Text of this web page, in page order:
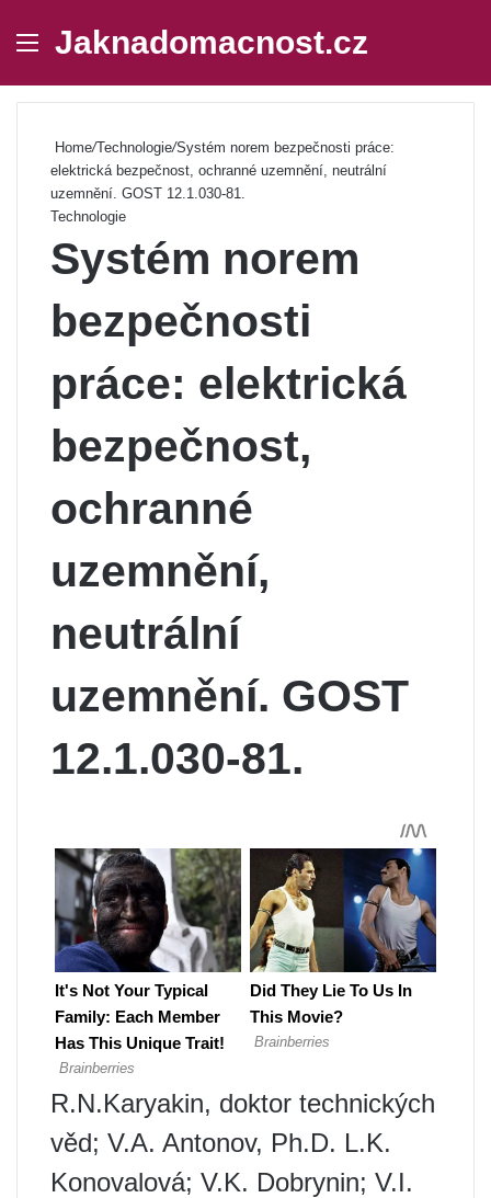
Menu
Jaknadomacnost.cz
Home/Technologie/Systém norem bezpečnosti práce:
elektrická bezpečnost, ochranné uzemnění, neutrální
uzemnění. GOST 12.1.030-81.
Technologie
Systém norem
bezpečnosti
práce: elektrická
bezpečnost,
ochranné
uzemnění,
neutrální
uzemnění. GOST
12.1.030-81.
R.N.Karyakin, doktor technických
věd; V.A. Antonov, Ph.D. L.K.
Konovalová; V.K. Dobrynin; V.I.